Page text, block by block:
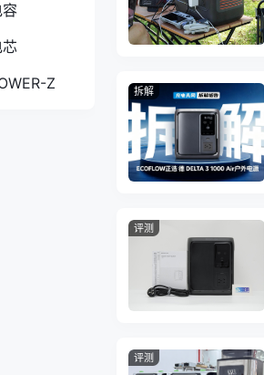
容
芯
Z
拆解
评测
评测